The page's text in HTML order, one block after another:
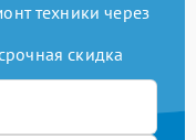
техники через
скидка